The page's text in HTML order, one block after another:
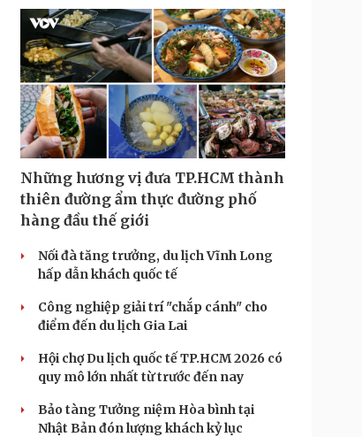
Những hương vị đưa TP.HCM thành
thiên đường ẩm thực đường phố
hàng đầu thế giới
Nối đà tăng trưởng, du lịch Vĩnh Long
hấp dẫn khách quốc tế
Công nghiệp giải trí "chắp cánh" cho
điểm đến du lịch Gia Lai
Hội chợ Du lịch quốc tế TP.HCM 2026 có
quy mô lớn nhất từ trước đến nay
Bảo tàng Tưởng niệm Hòa bình tại
Nhật Bản đón lượng khách kỷ lục